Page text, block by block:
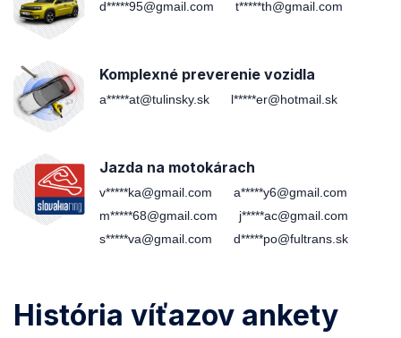
d*****95@gmail.com t*****th@gmail.com
Komplexné preverenie vozidla
a*****at@tulinsky.sk l*****er@hotmail.sk
Jazda na motokárach
v*****ka@gmail.com
a*****y6@gmail.com
m*****68@gmail.com
j*****ac@gmail.com
s*****va@gmail.com
d*****po@fultrans.sk
História víťazov ankety